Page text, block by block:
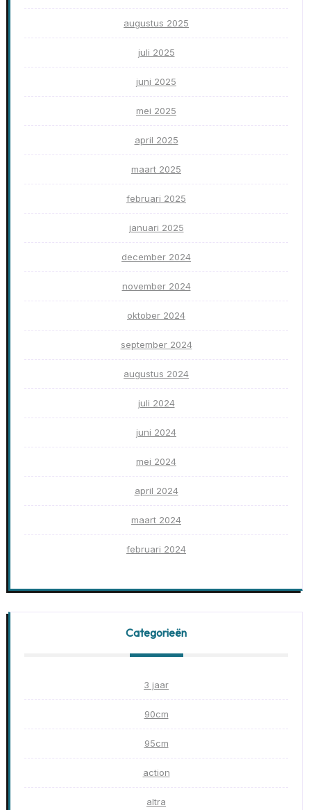
augustus 2025
juli 2025
juni 2025
mei 2025
april 2025
maart 2025
februari 2025
januari 2025
december 2024
november 2024
oktober 2024
september 2024
augustus 2024
juli 2024
juni 2024
mei 2024
april 2024
maart 2024
februari 2024
Categorieën
3 jaar
90cm
95cm
action
altra